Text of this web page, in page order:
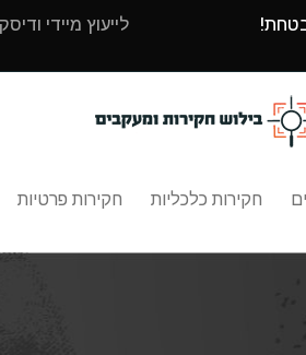
לייעוץ מיידי ודיסקרטי 24/7 עם בילוש חקירות
חקירות כלכליות חקירות פרטיות